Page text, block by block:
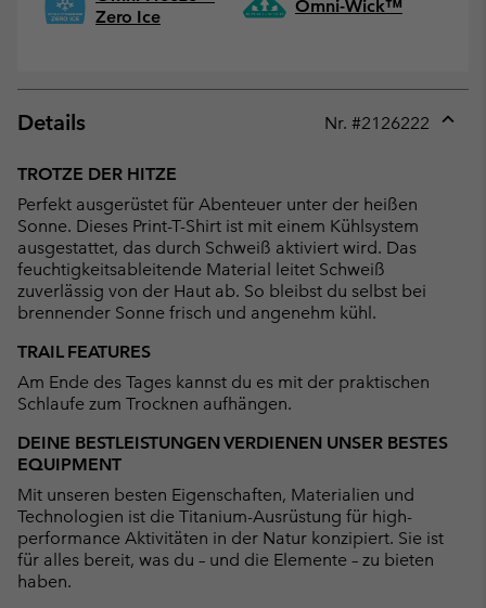
Zero Ice
Omni-Wick™
Details Nr. #2126222
TROTZE DER HITZE
Perfekt ausgerüstet für Abenteuer unter der heißen
Sonne. Dieses Print-T-Shirt ist mit einem Kühlsystem
ausgestattet, das durch Schweiß aktiviert wird. Das
feuchtigkeitsableitende Material leitet Schweiß
zuverlässig von der Haut ab. So bleibst du selbst bei
brennender Sonne frisch und angenehm kühl.
TRAIL FEATURES
Am Ende des Tages kannst du es mit der praktischen
Schlaufe zum Trocknen aufhängen.
DEINE BESTLEISTUNGEN VERDIENEN UNSER BESTES
EQUIPMENT
Mit unseren besten Eigenschaften, Materialien und
Technologien ist die Titanium-Ausrüstung für high-
performance Aktivitäten in der Natur konzipiert. Sie ist
für alles bereit, was du – und die Elemente – zu bieten
haben.